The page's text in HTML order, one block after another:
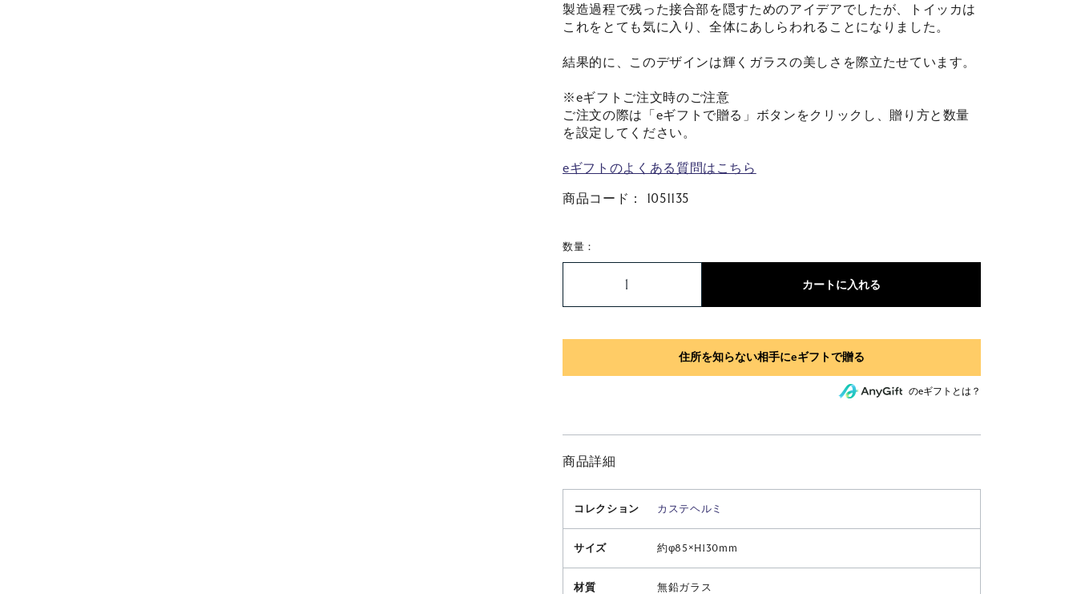
製造過程で残った接合部を隠すためのアイデアでしたが、トイッカは
これをとても気に入り、全体にあしらわれることになりました。
結果的に、このデザインは輝くガラスの美しさを際立たせています。
※eギフトご注文時のご注意
ご注文の際は「eギフトで贈る」ボタンをクリックし、贈り方と数量
を設定してください。
eギフトのよくある質問はこちら
商品コード： 1051135
数量：
カートに入れる
のeギフトとは？
商品詳細
コレクション カステヘルミ
サイズ 約φ85×H130mm
材質 無鉛ガラス